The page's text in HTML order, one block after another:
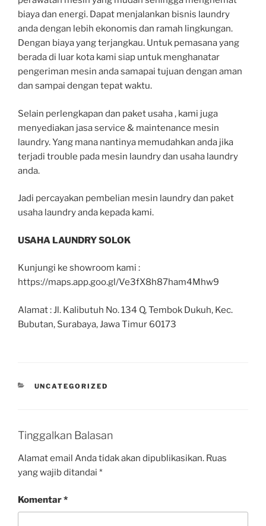
biaya dan energi. Dapat menjalankan bisnis laundry
anda dengan lebih ekonomis dan ramah lingkungan.
Dengan biaya yang terjangkau. Untuk pemasana yang
berada di luar kota kami siap untuk menghanatar
pengeriman mesin anda samapai tujuan dengan aman
dan sampai dengan tepat waktu.
Selain perlengkapan dan paket usaha , kami juga
menyediakan jasa service & maintenance mesin
laundry. Yang mana nantinya memudahkan anda jika
terjadi trouble pada mesin laundry dan usaha laundry
anda.
Jadi percayakan pembelian mesin laundry dan paket
usaha laundry anda kepada kami.
USAHA LAUNDRY SOLOK
Kunjungi ke showroom kami :
https://maps.app.goo.gl/Ve3fX8h87ham4Mhw9
Alamat : Jl. Kalibutuh No. 134 Q, Tembok Dukuh, Kec.
Bubutan, Surabaya, Jawa Timur 60173
UNCATEGORIZED
Tinggalkan Balasan
Alamat email Anda tidak akan dipublikasikan. Ruas
yang wajib ditandai *
Komentar*